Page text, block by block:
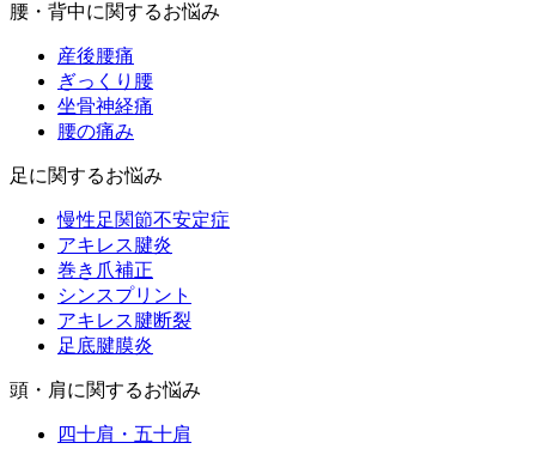
腰・背中に関するお悩み
産後腰痛
ぎっくり腰
坐骨神経痛
腰の痛み
足に関するお悩み
慢性足関節不安定症
アキレス腱炎
巻き爪補正
シンスプリント
アキレス腱断裂
足底腱膜炎
頭・肩に関するお悩み
四十肩・五十肩